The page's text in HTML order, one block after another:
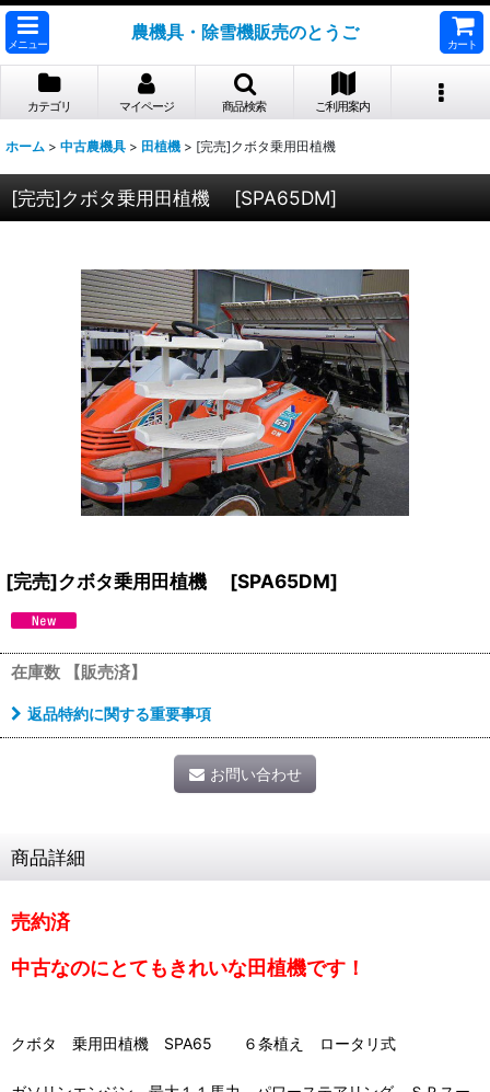
メニュー
農機具・除雪機販売のとうご
カート
カテゴリ マイページ 商品検索 ご利用案内
ホーム > 中古農機具 > 田植機 > [完売]クボタ乗用田植機
[完売]クボタ乗用田植機 [SPA65DM]
[完売]クボタ乗用田植機 [SPA65DM]
在庫数 【販売済】
返品特約に関する重要事項
お問い合わせ
商品詳細
売約済
中古なのにとてもきれいな田植機です！
クボタ 乗用田植機 SPA65 ６条植え ロータリ式